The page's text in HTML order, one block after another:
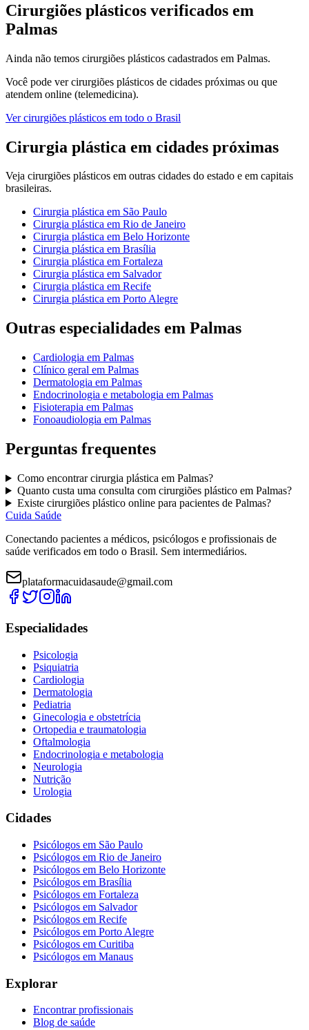
Cirurgiões plásticos verificados em
Palmas
Ainda não temos cirurgiões plásticos cadastrados em Palmas.
Você pode vercirurgiões plásticos de cidades próximas ou que
atendem online (telemedicina).
Vercirurgiões plásticos em todo o Brasil
Cirurgia plástica em cidades próximas
Veja cirurgiões plásticos em outras cidades do estado e em capitais
brasileiras.
Cirurgia plástica em São Paulo
Cirurgia plástica em Rio de Janeiro
Cirurgia plástica em Belo Horizonte
Cirurgia plástica em Brasília
Cirurgia plástica em Fortaleza
Cirurgia plástica em Salvador
Cirurgia plástica em Recife
Cirurgia plástica em Porto Alegre
Outras especialidades em Palmas
Cardiologia em Palmas
Clínico geral em Palmas
Dermatologia em Palmas
Endocrinologia e metabologia em Palmas
Fisioterapia em Palmas
Fonoaudiologia em Palmas
Perguntas frequentes
Como encontrarcirurgia plástica em Palmas?
Quanto custa uma consulta com cirurgiões plásticoem Palmas?
Existe cirurgiões plásticoonline para pacientes de Palmas?
Cuida Saúde
Conectando pacientes a médicos, psicólogos e profissionais de
saúde verificados em todo o Brasil. Sem intermediários.
plataformacuidasaude@gmail.com
Especialidades
Psicologia
Psiquiatria
Cardiologia
Dermatologia
Pediatria
Ginecologia e obstetrícia
Ortopedia e traumatologia
Oftalmologia
Endocrinologia e metabologia
Neurologia
Nutrição
Urologia
Cidades
Psicólogos em São Paulo
Psicólogos em Rio de Janeiro
Psicólogos em Belo Horizonte
Psicólogos em Brasília
Psicólogos em Fortaleza
Psicólogos em Salvador
Psicólogos em Recife
Psicólogos em Porto Alegre
Psicólogos em Curitiba
Psicólogos em Manaus
Explorar
Encontrar profissionais
Blog de saúde